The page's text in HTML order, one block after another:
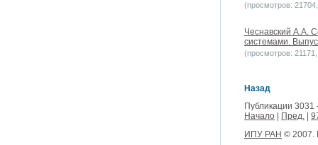
(просмотров:
Чеснавский А.А.
системами.
(просмотров:
Назад
Публикации 3031
Начало
Пред.
ИПУ РАН © 2007.